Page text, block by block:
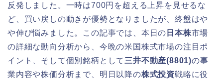
反発しました。一時は700円を超える上昇を見せるな
ど、買い戻しの動きが優勢となりましたが、終盤はや
や伸び悩みました。この記事では、本日の 日本株市場
の詳細な動向分析から、今晩の米国株式市場の注目ポ
イント、そして個別銘柄として 三井不動産(8801)の事
業内容や株価分析まで、明日以降の株式投資戦略に役